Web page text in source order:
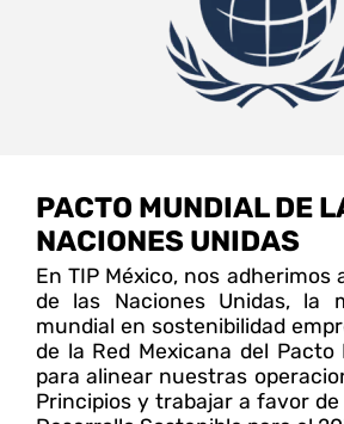
PACTO MUNDIAL DE
NACIONES UNIDAS
En TIP México, nos adherimos
de las Naciones Unidas, la
mundial en sostenibilidad
de la Red Mexicana del Pacto
para alinear nuestras
Principios y trabajar a favor de